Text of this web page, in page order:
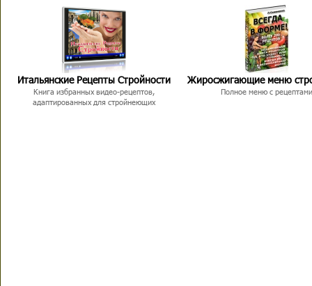
Итальянские Рецепты Стройности
Книга избранных видео-рецептов,
адаптированных для стройнеющих
Жиросжигающие меню
Полное меню с рецептами